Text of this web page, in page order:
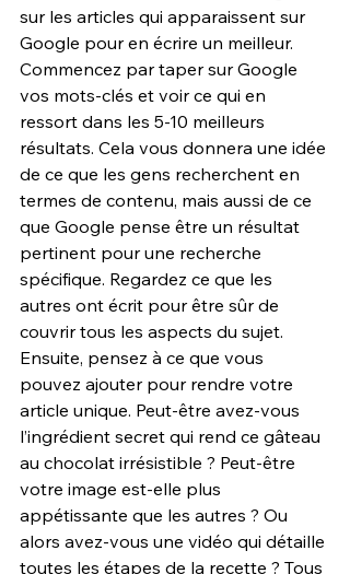
sur les articles qui apparaissent sur
Google pour en écrire un meilleur.
Commencez par taper sur Google
vos mots-clés et voir ce qui en
ressort dans les 5-10 meilleurs
résultats. Cela vous donnera une idée
de ce que les gens recherchent en
termes de contenu, mais aussi de ce
que Google pense être un résultat
pertinent pour une recherche
spécifique. Regardez ce que les
autres ont écrit pour être sûr de
couvrir tous les aspects du sujet.
Ensuite, pensez à ce que vous
pouvez ajouter pour rendre votre
article unique. Peut-être avez-vous
l’ingrédient secret qui rend ce gâteau
au chocolat irrésistible ? Peut-être
votre image est-elle plus
appétissante que les autres ? Ou
alors avez-vous une vidéo qui détaille
toutes les étapes de la recette ? Tous